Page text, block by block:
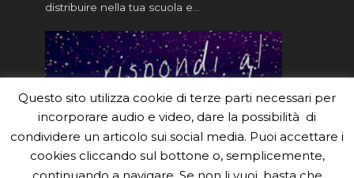
distribuire nella tua scuola e…
Questo sito utilizza cookie di terze parti necessari per
incorporare audio e video, dare la possibilità di
condividere un articolo sui social media. Puoi accettare i
cookies cliccando sul bottone o, semplicemente,